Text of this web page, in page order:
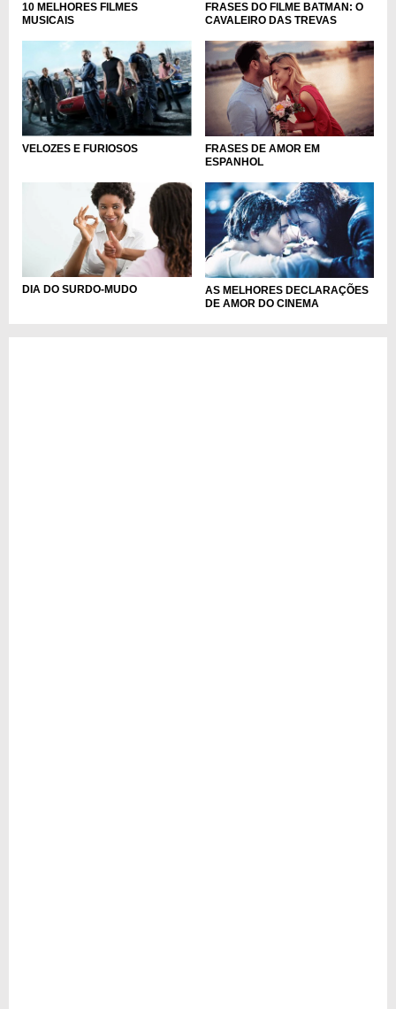
10 MELHORES FILMES
MUSICAIS
FRASES DO FILME BATMAN: O
CAVALEIRO DAS TREVAS
VELOZES E FURIOSOS
FRASES DE AMOR EM
ESPANHOL
DIA DO SURDO-MUDO
AS MELHORES DECLARAÇÕES
DE AMOR DO CINEMA